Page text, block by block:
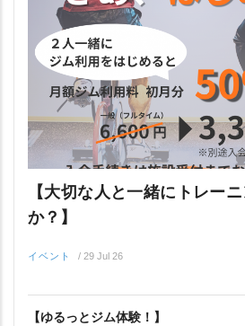
【大切な人と一緒にトレー
か？】
イベント / 29 Jul 26
【ゆるっとジム体験！】